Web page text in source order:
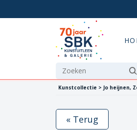
Kunstcollectie > Jo heijnen,
« Terug